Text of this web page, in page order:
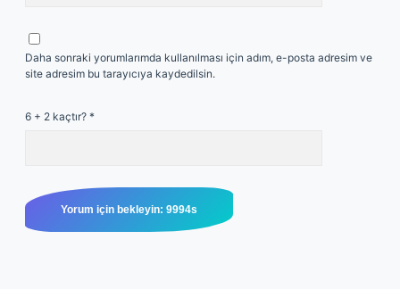
Daha sonraki yorumlarımda kullanılması için adım, e-posta adresim ve
site adresim bu tarayıcıya kaydedilsin.
6 + 2 kaçtır? *